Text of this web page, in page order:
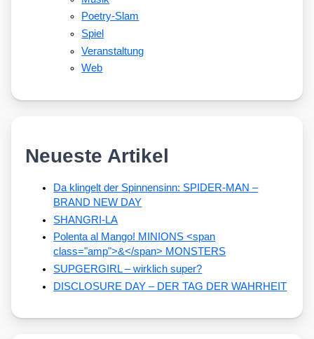
Poetry-Slam
Spiel
Veranstaltung
Web
Neueste Artikel
Da klingelt der Spinnensinn: SPIDER-MAN –
BRAND NEW DAY
SHANGRI-LA
Polenta al Mango! MINIONS <span
class="amp">&</span> MONSTERS
SUPGERGIRL – wirklich super?
DISCLOSURE DAY – DER TAG DER WAHRHEIT